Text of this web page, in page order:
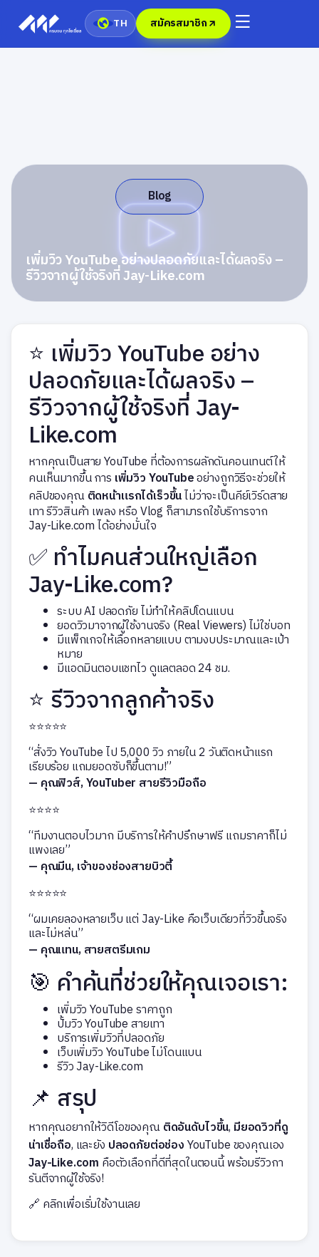
TH สมัครสมาชิก
Blog
เพิ่มวิว YouTube อย่างปลอดภัยและได้ผลจริง –
รีวิวจากผู้ใช้จริงที่ Jay-Like.com
⭐ เพิ่มวิว YouTube อย่าง
ปลอดภัยและได้ผลจริง –
รีวิวจากผู้ใช้จริงที่ Jay-
Like.com
หากคุณเป็นสาย YouTube ที่ต้องการผลักดันคอนเทนต์ให้
คนเห็นมากขึ้น การ เพิ่มวิว YouTubeอย่างถูกวิธีจะช่วยให้
คลิปของคุณ ติดหน้าแรกได้เร็วขึ้นไม่ว่าจะเป็นคีย์เวิร์ดสาย
เทา รีวิวสินค้า เพลง หรือ Vlog ก็สามารถใช้บริการจาก
Jay-Like.comได้อย่างมั่นใจ
✅ ทำไมคนส่วนใหญ่เลือก
Jay-Like.com?
ระบบ AI ปลอดภัย ไม่ทำให้คลิปโดนแบน
ยอดวิวมาจากผู้ใช้งานจริง (Real Viewers) ไม่ใช่บอท
มีแพ็กเกจให้เลือกหลายแบบ ตามงบประมาณและเป้า
หมาย
มีแอดมินตอบแชทไว ดูแลตลอด 24 ชม.
⭐ รีวิวจากลูกค้าจริง
⭐⭐⭐⭐⭐
“สั่งวิว YouTube ไป 5,000 วิว ภายใน 2 วันติดหน้าแรก
เรียบร้อย แถมยอดซับก็ขึ้นตาม!”
— คุณฟิวส์, YouTuber สายรีวิวมือถือ
⭐⭐⭐⭐
“ทีมงานตอบไวมาก มีบริการให้คำปรึกษาฟรี แถมราคาก็ไม่
แพงเลย”
— คุณมีน, เจ้าของช่องสายบิวตี้
⭐⭐⭐⭐⭐
“ผมเคยลองหลายเว็บ แต่ Jay-Like คือเว็บเดียวที่วิวขึ้นจริง
และไม่หล่น”
— คุณแทน, สายสตรีมเกม
🎯 คำค้นที่ช่วยให้คุณเจอเรา:
เพิ่มวิว YouTube ราคาถูก
ปั้มวิว YouTube สายเทา
บริการเพิ่มวิวที่ปลอดภัย
เว็บเพิ่มวิว YouTube ไม่โดนแบน
รีวิว Jay-Like.com
📌 สรุป
หากคุณอยากให้วิดีโอของคุณ ติดอันดับไวขึ้น, มียอดวิวที่ดู
น่าเชื่อถือ, และยัง ปลอดภัยต่อช่องYouTube ของคุณเอง
Jay-Like.com คือตัวเลือกที่ดีที่สุดในตอนนี้ พร้อมรีวิวกา
รันตีจากผู้ใช้จริง!
🔗 คลิกเพื่อเริ่มใช้งานเลย